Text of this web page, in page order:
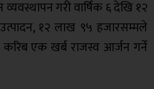
गरी वार्षिक ६ देखि १२
१२ लाख ९५ हजारसम्मले
करिब एक खर्ब राजस्व आर्जन गर्ने